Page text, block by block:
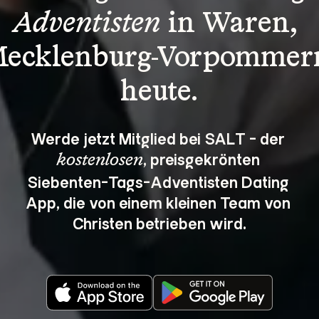
Adventisten in Waren,
heute.
Werde jetzt Mitglied bei SALT - der
kostenlosen, preisgekrönten
Siebenten-Tags-Adventisten Dating
App, die von einem kleinen Team von
Christen betrieben wird.